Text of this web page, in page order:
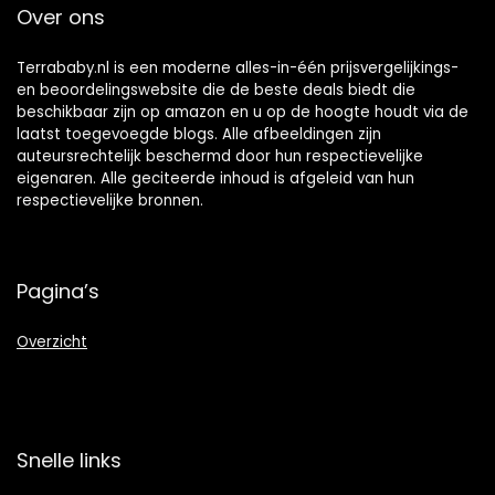
Over ons
Terrababy.nl is een moderne alles-in-één prijsvergelijkings-
en beoordelingswebsite die de beste deals biedt die
beschikbaar zijn op amazon en u op de hoogte houdt via de
laatst toegevoegde blogs. Alle afbeeldingen zijn
auteursrechtelijk beschermd door hun respectievelijke
eigenaren. Alle geciteerde inhoud is afgeleid van hun
respectievelijke bronnen.
Pagina’s
Overzicht
Snelle links